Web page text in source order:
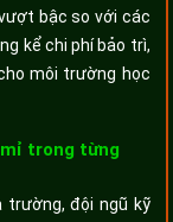
bậc so với các
kể chi phí bảo trì,
môi trường học
trong từng
trường, đội ngũ kỹ